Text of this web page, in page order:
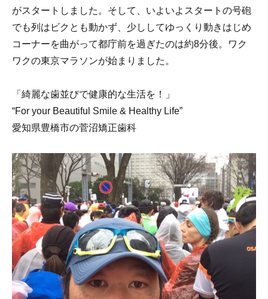
がスタートしました。そして、いよいよスタートの号砲
でも列はビクとも動かず、少ししてゆっくり動きはじめ
コーナーを曲がって都庁前を過ぎたのは約8分後。ワク
ワクの東京マラソンが始まりました。
「綺麗な歯並びで健康的な生活を！」
“For your Beautiful Smile & Healthy Life”
愛知県豊橋市の菅沼矯正歯科